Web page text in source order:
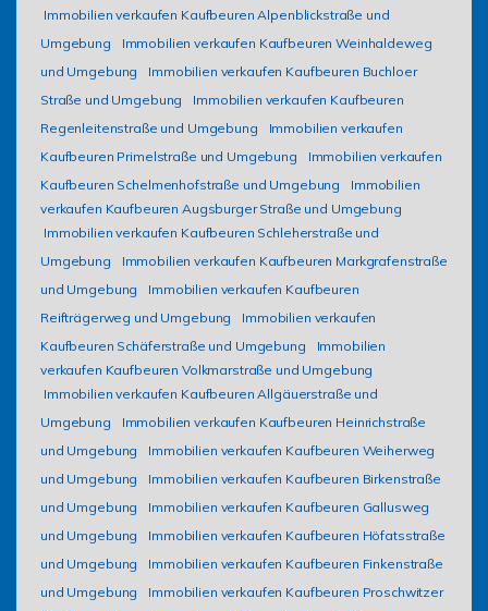
Immobilien verkaufen Kaufbeuren Alpenblickstraße und
Umgebung
Immobilien verkaufen Kaufbeuren Weinhaldeweg
und Umgebung
Immobilien verkaufen Kaufbeuren Buchloer
Straße und Umgebung
Immobilien verkaufen Kaufbeuren
Regenleitenstraße und Umgebung
Immobilien verkaufen
Kaufbeuren Primelstraße und Umgebung
Immobilien verkaufen
Kaufbeuren Schelmenhofstraße und Umgebung
Immobilien
verkaufen Kaufbeuren Augsburger Straße und Umgebung
Immobilien verkaufen Kaufbeuren Schleherstraße und
Umgebung
Immobilien verkaufen Kaufbeuren Markgrafenstraße
und Umgebung
Immobilien verkaufen Kaufbeuren
Reifträgerweg und Umgebung
Immobilien verkaufen
Kaufbeuren Schäferstraße und Umgebung
Immobilien
verkaufen Kaufbeuren Volkmarstraße und Umgebung
Immobilien verkaufen Kaufbeuren Allgäuerstraße und
Umgebung
Immobilien verkaufen Kaufbeuren Heinrichstraße
und Umgebung
Immobilien verkaufen Kaufbeuren Weiherweg
und Umgebung
Immobilien verkaufen Kaufbeuren Birkenstraße
und Umgebung
Immobilien verkaufen Kaufbeuren Gallusweg
und Umgebung
Immobilien verkaufen Kaufbeuren Höfatsstraße
und Umgebung
Immobilien verkaufen Kaufbeuren Finkenstraße
und Umgebung
Immobilien verkaufen Kaufbeuren Proschwitzer